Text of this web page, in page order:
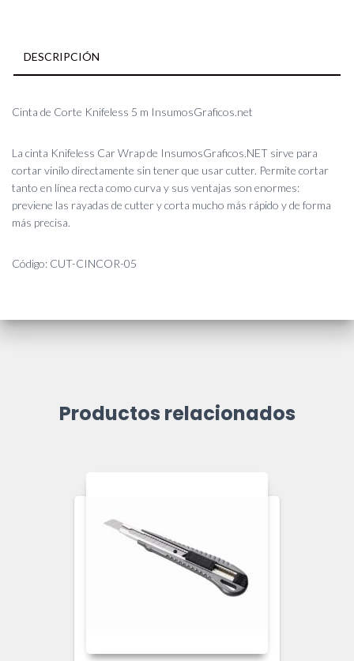
DESCRIPCIÓN
Cinta de Corte Knifeless 5 m InsumosGraficos.net
La cinta Knifeless Car Wrap de InsumosGraficos.NET sirve para
cortar vinilo directamente sin tener que usar cutter. Permite cortar
tanto en línea recta como curva y sus ventajas son enormes:
previene las rayadas de cutter y corta mucho más rápido y de forma
más precisa.
Código: CUT-CINCOR-05
Productos relacionados